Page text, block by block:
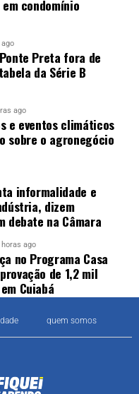
condomínio
Preta fora de
da Série B
ago
e eventos climáticos
sobre o agronegócio
informalidade e
dizem
debate na Câmara
horas ago
no Programa Casa
de 1,2 mil
Cuiabá
quem somos